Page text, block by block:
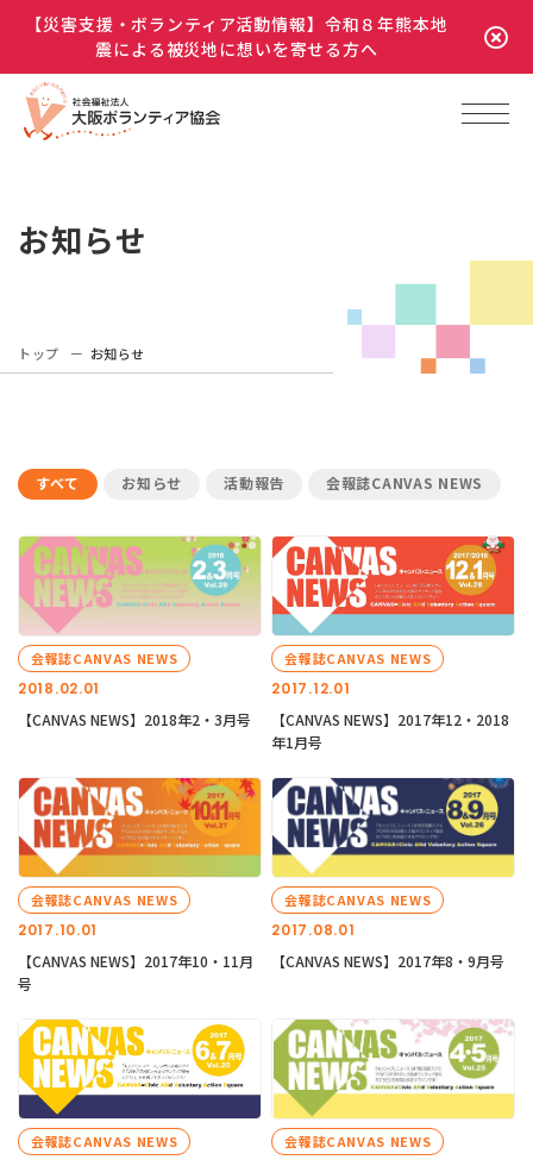
【災害支援・ボランティア活動情報】令和８年熊本地
震による被災地に想いを寄せる方へ
お知らせ
トップ お知らせ
すべて お知らせ 活動報告 会報誌CANVAS NEWS
2018.02.01
会報誌CANVAS NEWS
【CANVAS NEWS】2018年2・3月号
2017.12.01
会報誌CANVAS NEWS
【CANVAS NEWS】2017年12・2018
年1月号
2017.10.01
会報誌CANVAS NEWS
【CANVAS NEWS】2017年10・11月
号
2017.08.01
会報誌CANVAS NEWS
【CANVAS NEWS】2017年8・9月号
会報誌CANVAS NEWS 会報誌CANVAS NEWS